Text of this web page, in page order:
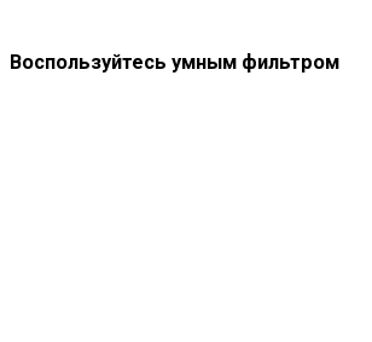
Воспользуйтесь умным фильтром